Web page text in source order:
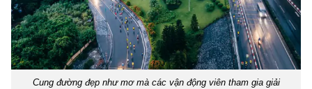
Cung đường đẹp như mơ mà các vận động viên tham gia giải